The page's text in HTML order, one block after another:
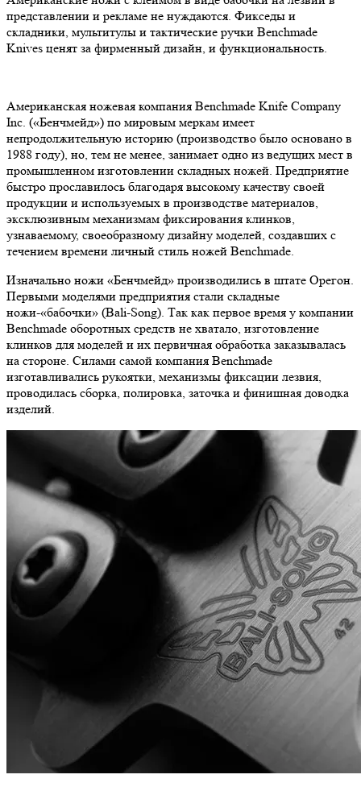
представлении и рекламе не нуждаются. Фикседы и
складники, мультитулы и тактические ручки Benchmade
Knives ценят за фирменный дизайн, и функциональность.
Американская ножевая компания Benchmade Knife Company
Inc. («Бенчмейд») по мировым меркам имеет
непродолжительную историю (производство было основано в
1988 году), но, тем не менее, занимает одно из ведущих мест в
промышленном изготовлении складных ножей. Предприятие
быстро прославилось благодаря высокому качеству своей
продукции и используемых в производстве материалов,
эксклюзивным механизмам фиксирования клинков,
узнаваемому, своеобразному дизайну моделей, создавших с
течением времени личный стиль ножей Benchmade.
Изначально ножи «Бенчмейд» производились в штате Орегон.
Первыми моделями предприятия стали складные
ножи-«бабочки» (Bali-Song). Так как первое время у компании
Benchmade оборотных средств не хватало, изготовление
клинков для моделей и их первичная обработка заказывалась
на стороне. Силами самой компания Benchmade
изготавливались рукоятки, механизмы фиксации лезвия,
проводилась сборка, полировка, заточка и финишная доводка
изделий.